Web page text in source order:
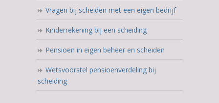
Vragen bij scheiden met een eigen bedrijf
Kinderrekening bij een scheiding
Pensioen in eigen beheer en scheiden
Wetsvoorstel pensioenverdeling bij
scheiding